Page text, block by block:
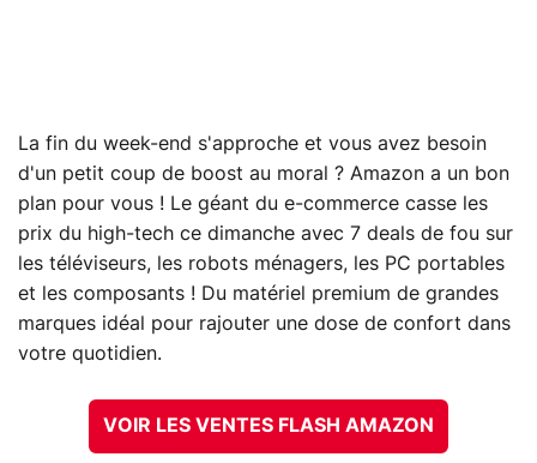
La fin du week-end s'approche et vous avez besoin
d'un petit coup de boost au moral ? Amazon a un bon
plan pour vous ! Le géant du e-commerce casse les
prix du high-tech ce dimanche avec 7 deals de fou sur
les téléviseurs, les robots ménagers, les PC portables
et les composants ! Du matériel premium de grandes
marques idéal pour rajouter une dose de confort dans
votre quotidien.
VOIR LES VENTES FLASH AMAZON